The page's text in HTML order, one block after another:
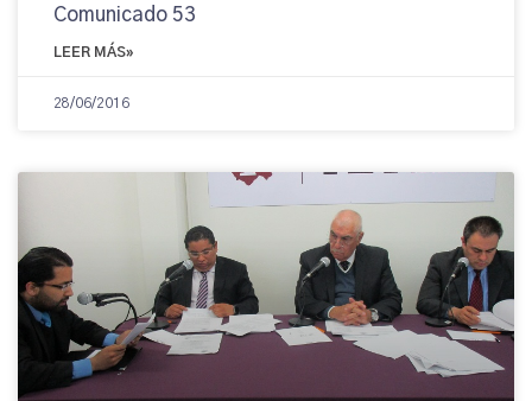
Comunicado 53
LEER MÁS»
28/06/2016